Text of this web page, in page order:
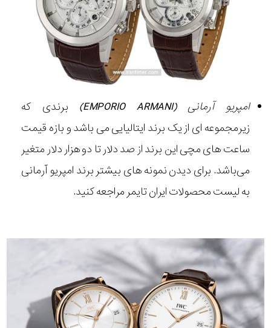
امپریو آرمانی (EMPORIO ARMANI)
برندی که
زیرمجموعه ای از یک برند ایتالیایی می باشد و بازه قیمت
ساعت های مچی این برند از صد دلار تا دو هزار دلار متغیر
می‌باشد. برای دیدن نمونه های بیشتر برند امپریو آرمانی
به لیست محصولات ایران تایمر مراجعه کنید.